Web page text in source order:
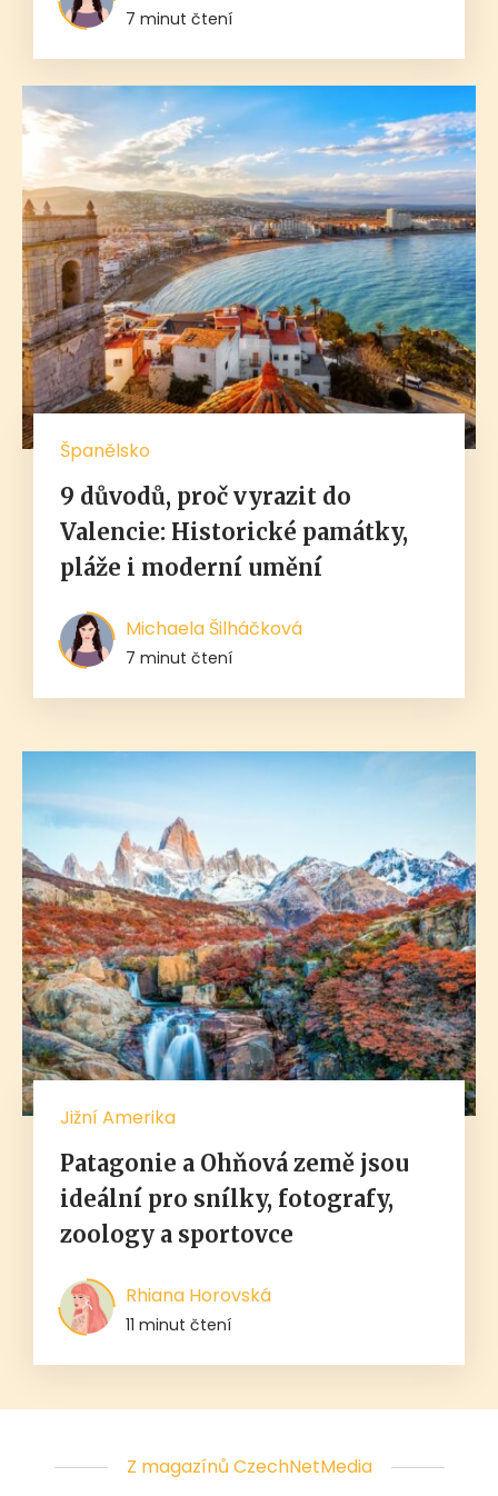
7 minut čtení
Španělsko
9 důvodů, proč vyrazit do
Valencie: Historické památky,
pláže i moderní umění
Michaela Šilháčková
7 minut čtení
Jižní Amerika
Patagonie a Ohňová země jsou
ideální pro snílky, fotografy,
zoology a sportovce
Rhiana Horovská
11 minut čtení
Z magazínů CzechNetMedia